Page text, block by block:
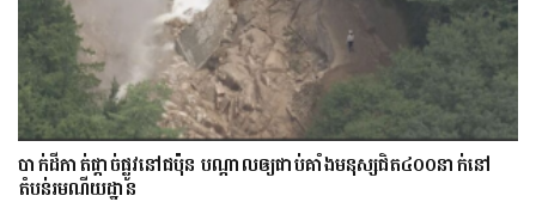
​បាក់​ដី​កាត់ផ្តាច់ផ្លូវ​​នៅជប៉ុន បណ្តាល​ឲ្យ​ជាប់​គាំង​​​មនុស្ស​ជិត​៤០០នាក់​នៅ
តំបន់រមណីយដ្ឋាន​